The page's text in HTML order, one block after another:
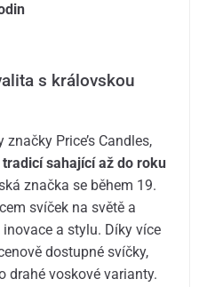
s královskou
Price’s Candles,
tradicí sahající až do roku
značka se během 19.
svíček na světě a
a stylu. Díky více
dostupné svíčky,
drahé voskové varianty.